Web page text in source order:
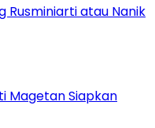
Magetan Siapkan